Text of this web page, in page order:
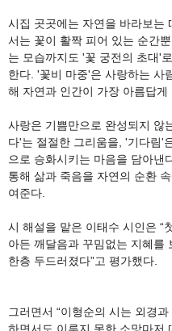
시집 곳곳에는 자연을 바라보는
서는 꽃이 활짝 피어 있는 순간
는 모습까지도 '꽃 궁전의 초대'
한다. '꽃비 마중'은 사랑하는 사
해 자연과 인간이 가장 아름답게
사랑은 기쁨만으로 완성되지 않
다'는 절절한 그리움을, '기다림'
으로 승화시키는 마음을 담아낸
통해 삶과 죽음을 자연의 순환
여준다.
시 해설을 맡은 이태수 시인은 “
아든 깨달음과 꾸밈없는 지혜를
한층 두드러졌다”고 평가했다.
그러면서 “이형순의 시는 외경
하면서도 이루지 못한 소망마저